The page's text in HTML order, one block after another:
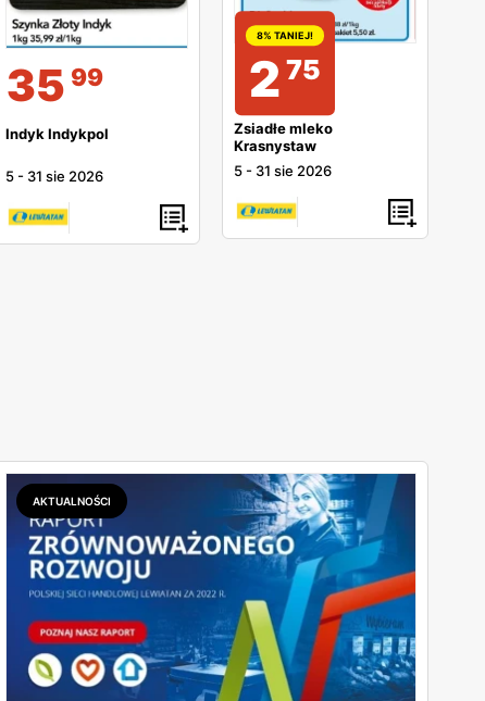
35 99
Indyk Indykpol
5 - 31 sie 2026
8% TANIEJ!
2 75
Zsiadłe mleko
Krasnystaw
5 - 31 sie 2026
AKTUALNOŚCI